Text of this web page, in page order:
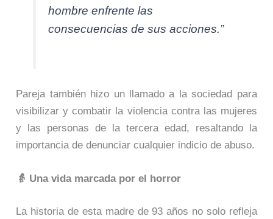
hombre enfrente las
consecuencias de sus acciones.”
Pareja también hizo un llamado a la sociedad para
visibilizar y combatir la violencia contra las mujeres
y las personas de la tercera edad, resaltando la
importancia de denunciar cualquier indicio de abuso.
👵 Una vida marcada por el horror
La historia de esta madre de 93 años no solo refleja